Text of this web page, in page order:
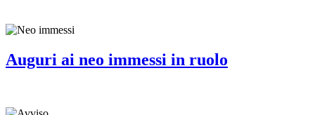
Auguri ai neo immessi in ruolo